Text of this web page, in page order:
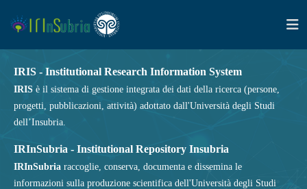
IRIS - Institutional Research Information System
IRIS è il sistema di gestione integrata dei dati della ricerca (persone,
progetti, pubblicazioni, attività) adottato dall'Università degli Studi
dell’Insubria.
IRInSubria - Institutional Repository Insubria
IRInSubria raccoglie, conserva, documenta e dissemina le
informazioni sulla produzione scientifica dell'Università degli Studi